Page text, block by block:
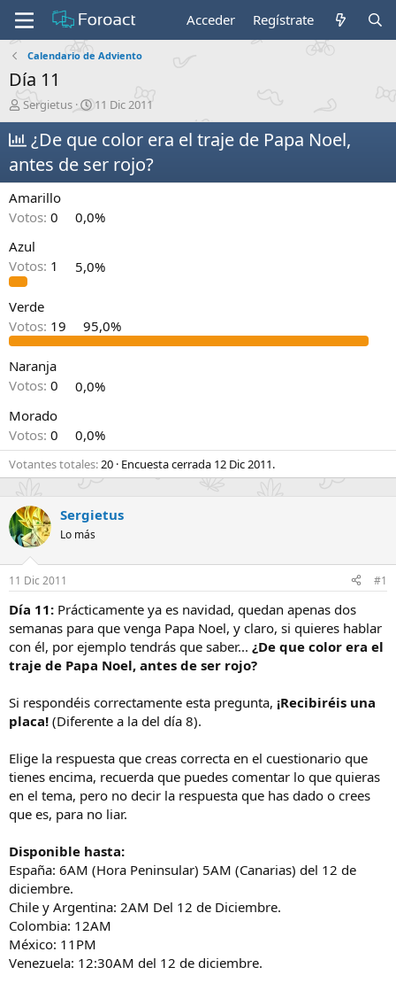
Acceder Regístrate
Calendario de Adviento
Día 11
I
n
i
c
i
a
d
o
d
e
l
e
m
a
Sergietus
F
e
c
h
a
d
i
c
11 Dic 2011
¿De que color era el traje de Papa Noel,
antes de ser rojo?
Amarillo
Votos: 0
0,0%
Azul
Votos: 1 5,0%
Verde
Votos: 19 95,0%
Naranja
Votos: 0
0,0%
Morado
Votos: 0 0,0%
Votantes totales 20 Encuesta cerrada 12 Dic 2011.
Sergietus
Lo más
11 Dic 2011 #1
Día 11: Prácticamente ya es navidad, quedan apenas dos
semanas para que venga Papa Noel, y claro, si quieres hablar
con él, por ejemplo tendrás que saber... ¿De que color era el
traje de Papa Noel, antes de ser rojo?
Si respondéis correctamente esta pregunta, ¡Recibiréis una
placa! (Diferente a la del día 8).
Elige la respuesta que creas correcta en el cuestionario que
tienes encima, recuerda que puedes comentar lo que quieras
en el tema, pero no decir la respuesta que has dado o crees
que es, para no liar.
Disponible hasta:
España: 6AM (Hora Peninsular) 5AM (Canarias) del 12 de
diciembre.
Chile y Argentina: 2AM Del 12 de Diciembre.
Colombia: 12AM
México: 11PM
Venezuela: 12:30AM del 12 de diciembre.